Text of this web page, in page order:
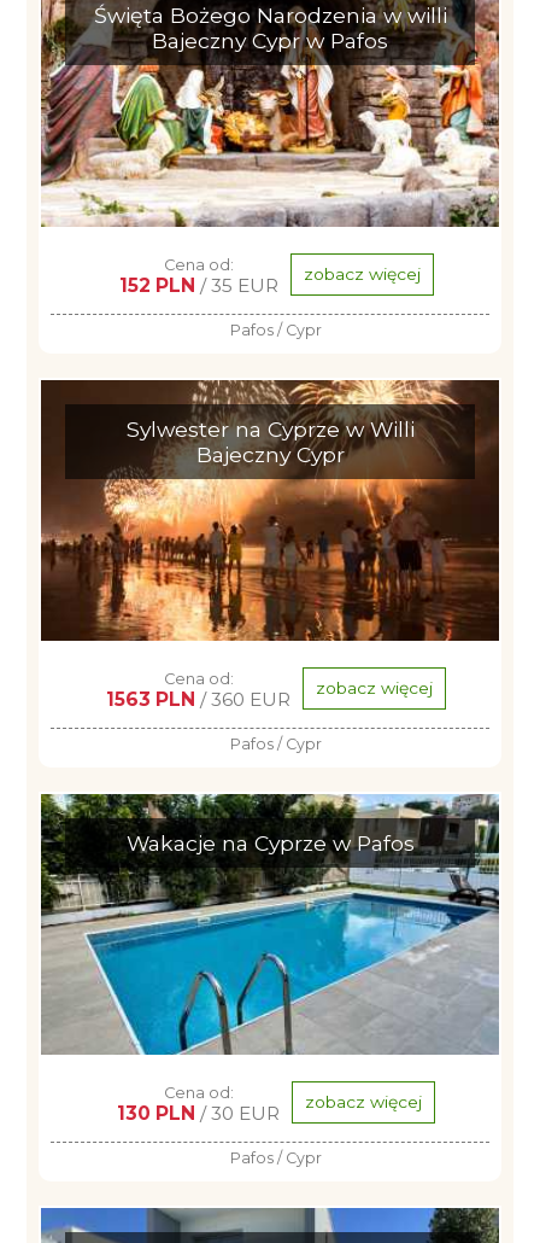
Święta Bożego Narodzenia w willi
Bajeczny Cypr w Pafos
Cena od:
152 PLN / 35 EUR zobacz więcej
Pafos / Cypr
Sylwester na Cyprze w Willi
Bajeczny Cypr
Cena od:
1563 PLN / 360 EUR zobacz więcej
Pafos / Cypr
Wakacje na Cyprze w Pafos
Cena od:
130 PLN / 30 EUR zobacz więcej
Pafos / Cypr